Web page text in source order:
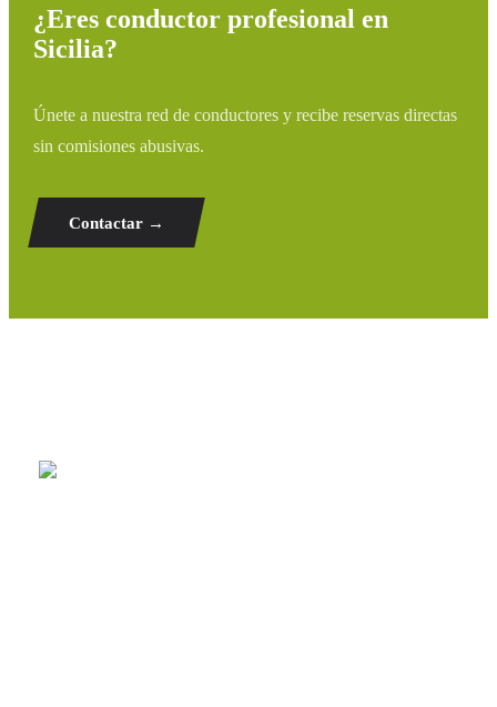
¿Eres conductor profesional en
Sicilia?
Únete a nuestra red de conductores y recibe reservas directas
sin comisiones abusivas.
Contactar →